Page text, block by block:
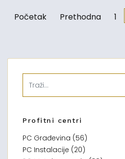
Početak Prethodna 1
Profitni centri
PC Građevina (56)
PC Instalacije (20)